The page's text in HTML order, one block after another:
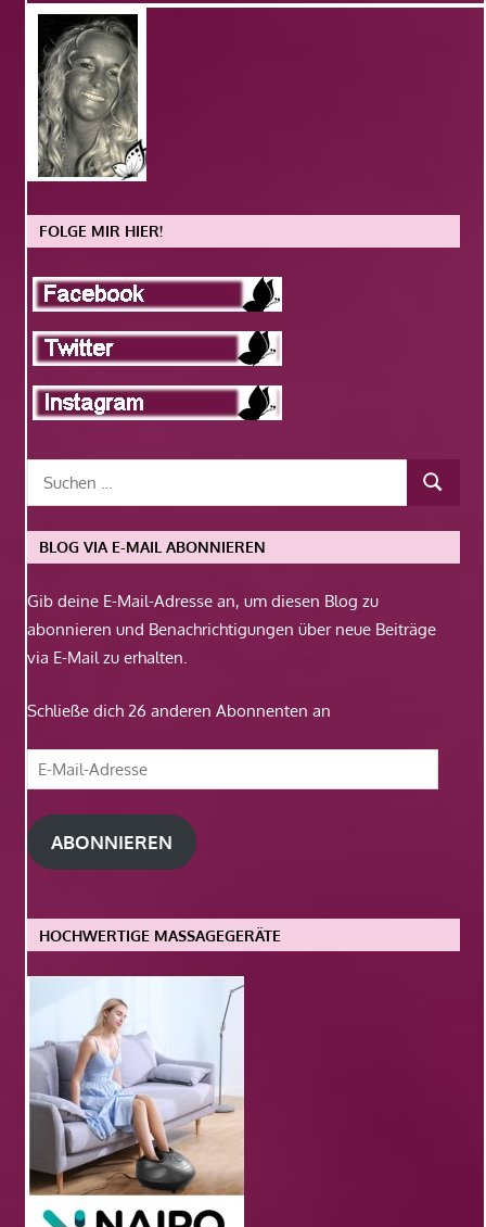
FOLGE MIR HIER!
BLOG VIA E-MAIL ABONNIEREN
Gib deine E-Mail-Adresse an, um diesen Blog zu
abonnieren und Benachrichtigungen über neue Beiträge
via E-Mail zu erhalten.
Schließe dich 26 anderen Abonnenten an
E-
Mail-
Adresse
ABONNIEREN
HOCHWERTIGE MASSAGEGERÄTE